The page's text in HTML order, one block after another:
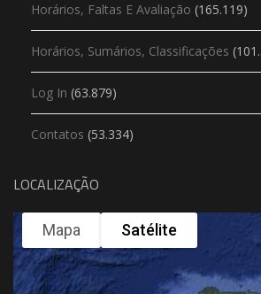
Horários, Faltas E Avaliação (165.119)
Horários, Sumários, Classificações
Log In (63.879)
Contatos (53.334)
LOCALIZAÇÃO
Mapa Satélite